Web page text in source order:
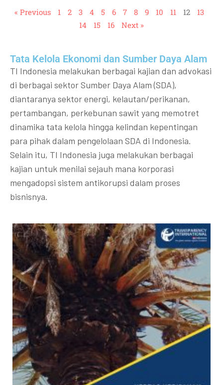
« Previous 1 2 3 4 5 6 7 8 9 10 11 12
13
14
15 16 Next »
Tata Kelola Ekonomi dan Sumber Daya Alam
TI Indonesia melakukan berbagai kajian dan advokasi
di berbagai sektor Sumber Daya Alam (SDA),
diantaranya sektor energi, kelautan/perikanan,
pertambangan, perkebunan sawit yang memotret
dinamika tata kelola hingga kelindan kepentingan
para pihak dalam pengelolaan SDA di Indonesia.
Selain itu, TI Indonesia juga melakukan berbagai
kajian untuk menilai sejauh mana korporasi
mengadopsi sistem antikorupsi dalam proses
bisnisnya.